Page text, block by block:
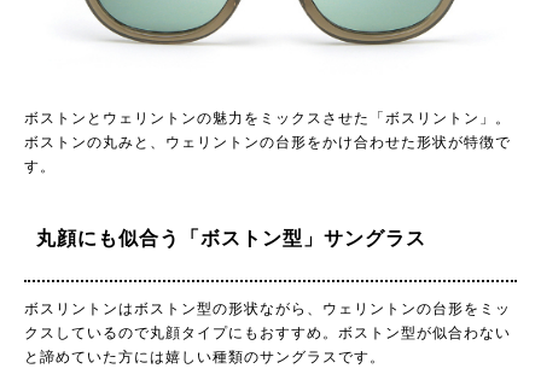
ボストンとウェリントンの魅力をミックスさせた「ボスリントン」。
ボストンの丸みと、ウェリントンの台形をかけ合わせた形状が特徴で
す。
丸顔にも似合う「ボストン型」サングラス
ボスリントンはボストン型の形状ながら、ウェリントンの台形をミッ
クスしているので丸顔タイプにもおすすめ。ボストン型が似合わない
と諦めていた方には嬉しい種類のサングラスです。